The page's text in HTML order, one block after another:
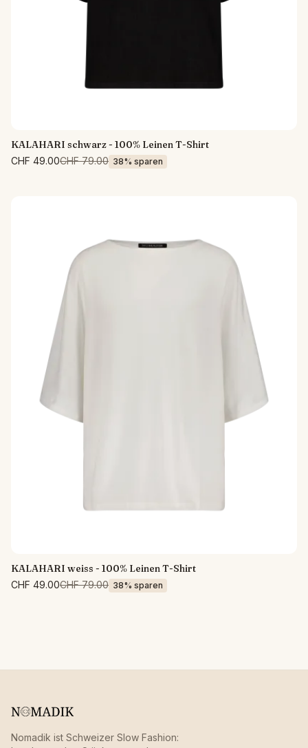
KALAHARI schwarz - 100% Leinen T-Shirt
CHF 49.00CHF 79.00 38% sparen
KALAHARI weiss - 100% Leinen T-Shirt
CHF 49.00CHF 79.00 38% sparen
Nomadik ist Schweizer Slow Fashion: